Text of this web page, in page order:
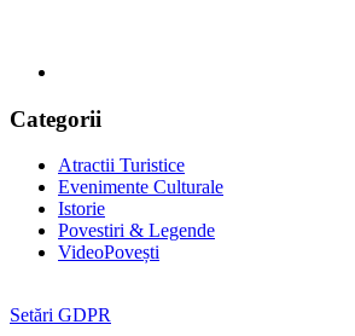
Categorii
Atractii Turistice
Evenimente Culturale
Istorie
Povestiri & Legende
VideoPovești
Setări GDPR